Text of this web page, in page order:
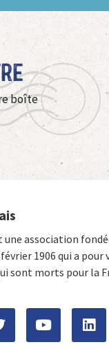
boîte
une association
1906 qui a
sont morts pour la